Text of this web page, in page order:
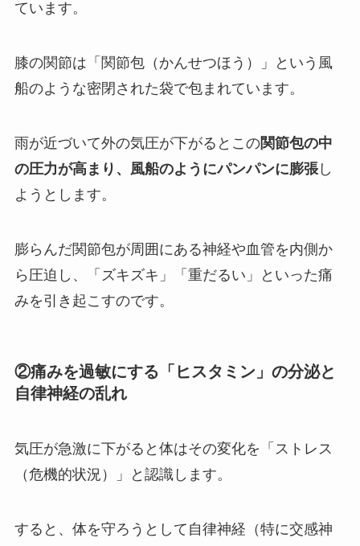
ています。
膝の関節は「関節包（かんせつほう）」という風
船のような密閉された袋で包まれています。
雨が近づいて外の気圧が下がるとこの関節包の中
の圧力が高まり、風船のようにパンパンに膨張し
ようとします。
膨らんだ関節包が周囲にある神経や血管を内側か
ら圧迫し、「ズキズキ」「重だるい」といった痛
みを引き起こすのです。
②痛みを過敏にする「ヒスタミン」の分泌と
自律神経の乱れ
気圧が急激に下がると体はその変化を「ストレス
（危機的状況）」と認識します。
すると、体を守ろうとして自律神経（特に交感神